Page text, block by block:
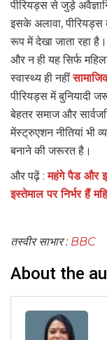
पीरियड्स से जुड़े
इसके अलावा, पीरियड्स
रूप में देखा जाता रहा
और न ही यह सिर्फ
स्वास्थ्य ही नहीं
पीरियड्स में बुनियादी
बेहतर समाज और
मेंस्ट्रुएशन नीतियां भी
बनाने की जरूरत है।
और पढ़ें :महंगे पैड और
इस्तेमाल पर निर्भर हैं
तस्वीर साभार : BBC
About the